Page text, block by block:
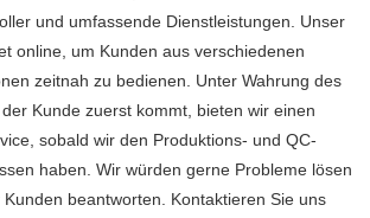
und umfassende Dienstleistungen. Unser
online, um Kunden aus verschiedenen
zeitnah zu bedienen. Unter Wahrung des
Kunde zuerst kommt, bieten wir einen
sobald wir den Produktions- und QC-
haben. Wir würden gerne Probleme lösen
beantworten. Kontaktieren Sie uns